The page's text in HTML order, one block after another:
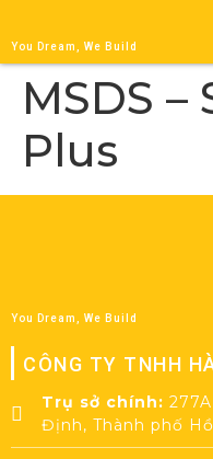
You Dream, We Build
MSDS –
Plus
You Dream, We Build
CÔNG TY TNHH
Trụ sở chính:
Định, Thành phố